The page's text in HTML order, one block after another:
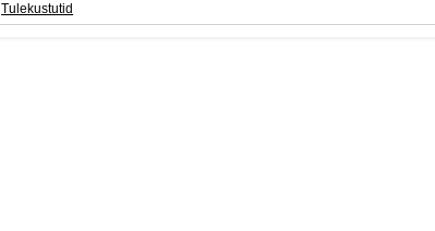
Tulekustutid